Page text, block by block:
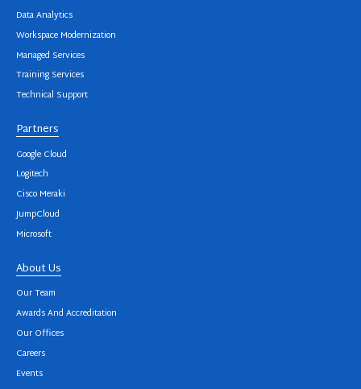
Data Analytics
Workspace Modernization
Managed Services
Training Services
Technical Support
Partners
Google Cloud
Logitech
Cisco Meraki
JumpCloud
Microsoft
About Us
Our Team
Awards And Accreditation
Our Offices
Careers
Events